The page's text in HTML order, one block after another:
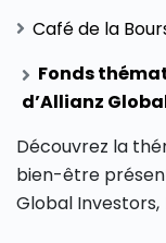
Café de la
Fonds
d’Allianz
Découvrez la
bien-être
Global